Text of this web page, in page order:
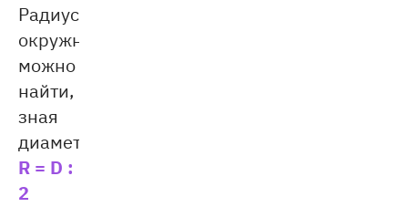
Радиус
окружности
можно
найти,
зная
диаметр:
R = D :
2